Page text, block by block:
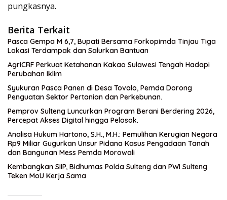
pungkasnya.
Berita Terkait
Pasca Gempa M 6,7, Bupati Bersama Forkopimda Tinjau Tiga
Lokasi Terdampak dan Salurkan Bantuan
AgriCRF Perkuat Ketahanan Kakao Sulawesi Tengah Hadapi
Perubahan Iklim
Syukuran Pasca Panen di Desa Tovalo, Pemda Dorong
Penguatan Sektor Pertanian dan Perkebunan.
Pemprov Sulteng Luncurkan Program Berani Berdering 2026,
Percepat Akses Digital hingga Pelosok.
Analisa Hukum Hartono, S.H., M.H.: Pemulihan Kerugian Negara
Rp9 Miliar Gugurkan Unsur Pidana Kasus Pengadaan Tanah
dan Bangunan Mess Pemda Morowali
Kembangkan SIIP, Bidhumas Polda Sulteng dan PWI Sulteng
Teken MoU Kerja Sama